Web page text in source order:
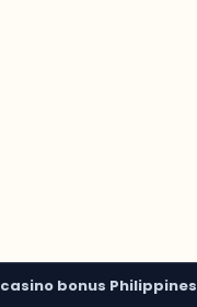
casino bonus Philippines